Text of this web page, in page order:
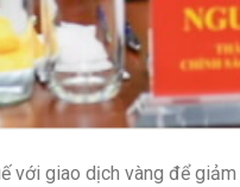
với giao dịch vàng để